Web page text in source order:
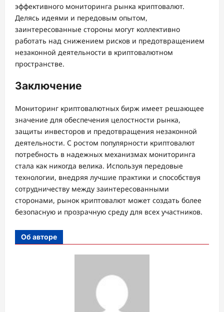
эффективного мониторинга рынка криптовалют.
Делясь идеями и передовым опытом,
заинтересованные стороны могут коллективно
работать над снижением рисков и предотвращением
незаконной деятельности в криптовалютном
пространстве.
Заключение
Мониторинг криптовалютных бирж имеет решающее
значение для обеспечения целостности рынка,
защиты инвесторов и предотвращения незаконной
деятельности. С ростом популярности криптовалют
потребность в надежных механизмах мониторинга
стала как никогда велика. Используя передовые
технологии, внедряя лучшие практики и способствуя
сотрудничеству между заинтересованными
сторонами, рынок криптовалют может создать более
безопасную и прозрачную среду для всех участников.
Об авторе